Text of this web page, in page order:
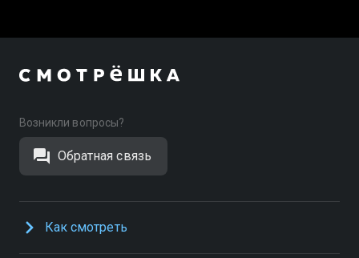
Возникли вопросы?
Обратная связь
Как смотреть